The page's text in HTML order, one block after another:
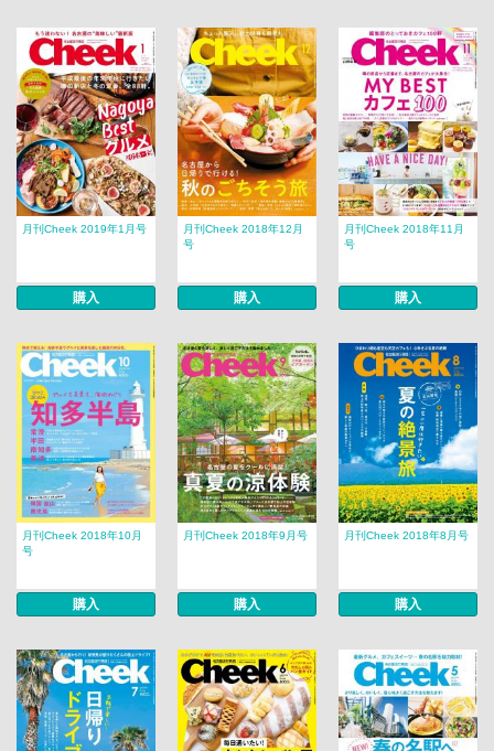
月刊Cheek 2019年1月号
購入
月刊Cheek 2018年12月
号
購入
月刊Cheek 2018年11月
号
購入
月刊Cheek 2018年10月
号
購入
月刊Cheek 2018年9月号
購入
月刊Cheek 2018年8月号
購入